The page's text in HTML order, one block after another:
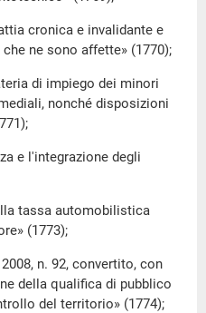
cronica e invalidante e
ne sono affette» (1770);
di impiego dei minori
nonché disposizioni
e l'integrazione degli
tassa automobilistica
(1773);
n. 92, convertito, con
della qualifica di pubblico
del territorio» (1774);